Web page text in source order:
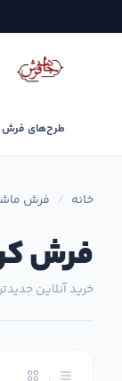
طرح‌های فرش
خانه / فرش
فرش
خرید آنلاین